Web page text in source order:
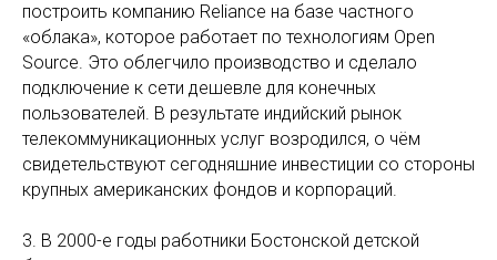
построить компанию Reliance на базе частного
«облака», которое работает по технологиям Open
Source. Это облегчило производство и сделало
подключение к сети дешевле для конечных
пользователей. В результате индийский рынок
телекоммуникационных услуг возродился, о чём
свидетельствуют сегодняшние инвестиции со стороны
крупных американских фондов и корпораций.
3. В 2000-е годы работники Бостонской детской